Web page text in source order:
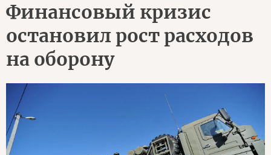
Финансовый кризис
остановил рост расходов
на оборону